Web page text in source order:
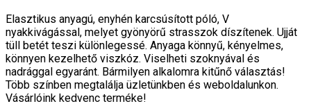
Elasztikus anyagú, enyhén karcsúsított póló, V
nyakkivágással, melyet gyönyörű strasszok díszítenek. Ujját
tüll betét teszi különlegessé. Anyaga könnyű, kényelmes,
könnyen kezelhető viszkóz. Viselheti szoknyával és
nadrággal egyaránt. Bármilyen alkalomra kitűnő választás!
Több színben megtalálja üzletünkben és weboldalunkon.
Vásárlóink kedvenc terméke!